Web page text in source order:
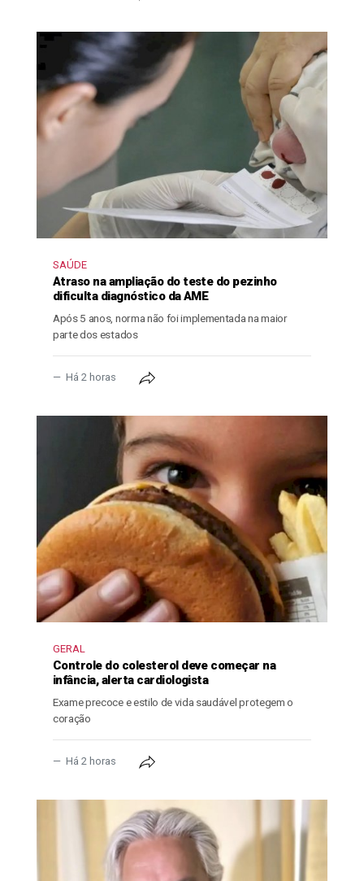
SAÚDE
Atraso na ampliação do teste do pezinho
dificulta diagnóstico da AME
Após 5 anos, norma não foi implementada na maior
parte dos estados
Há 2 horas
GERAL
Controle do colesterol deve começar na
infância, alerta cardiologista
Exame precoce e estilo de vida saudável protegem o
coração
Há 2 horas